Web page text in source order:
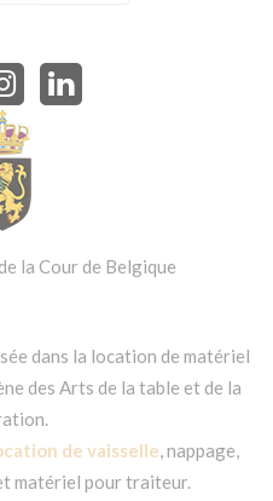
la Cour de Belgique
dans la location de matériel
des Arts de la table et de la
de vaisselle, nappage,
matériel pour traiteur.